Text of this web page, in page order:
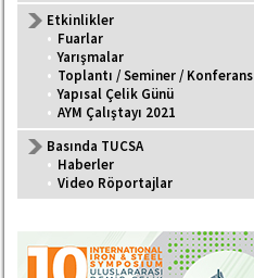
Etkinlikler
• Fuarlar
• Yarışmalar
• Toplantı / Seminer / Konferans
• Yapısal Çelik Günü
• AYM Çalıştayı 2021
Basında TUCSA
• Haberler
• Video Röportajlar